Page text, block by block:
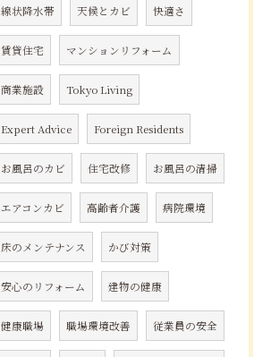
線状降水帯 天候とカビ 快適さ
賃貸住宅 マンションリフォーム
商業施設 Tokyo Living
Expert Advice Foreign Residents
お風呂のカビ 住宅改修 お風呂の清掃
エアコンカビ 高齢者介護 病院環境
床のメンテナンス かび対策
安心のリフォーム 建物の健康
健康職場 職場環境改善 従業員の安全